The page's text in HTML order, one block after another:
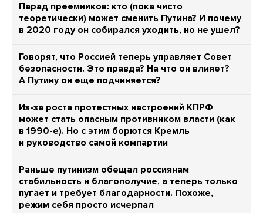
Парад преемников: кто (пока чисто
теоретически) может сменить Путина? И почему
в 2020 году он собирался уходить, но не ушел?
Говорят, что Россией теперь управляет Совет
безопасности. Это правда? На что он влияет?
А Путину он еще подчиняется?
Из-за роста протестных настроений КПРФ
может стать опасным противником власти (как
в 1990-е). Но с этим борются Кремль
и руководство самой компартии
Раньше путинизм обещал россиянам
стабильность и благополучие, а теперь только
пугает и требует благодарности. Похоже,
режим себя просто исчерпал